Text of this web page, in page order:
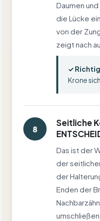
Daumen
die Lücke
von der
zeigt nach
✓
Krone
8
Seitliche
Das ist der
der
der
Enden der